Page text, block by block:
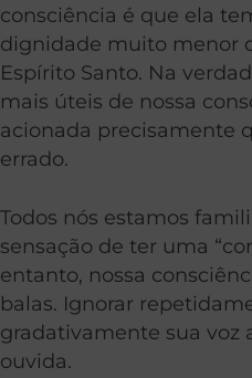
consciência é que ela
dignidade muito menor
Espírito Santo. Na
mais úteis de nossa
acionada precisamente
errado.
Todos nós estamos
sensação de ter uma
entanto, nossa
balas. Ignorar
gradativamente sua voz
ouvida.